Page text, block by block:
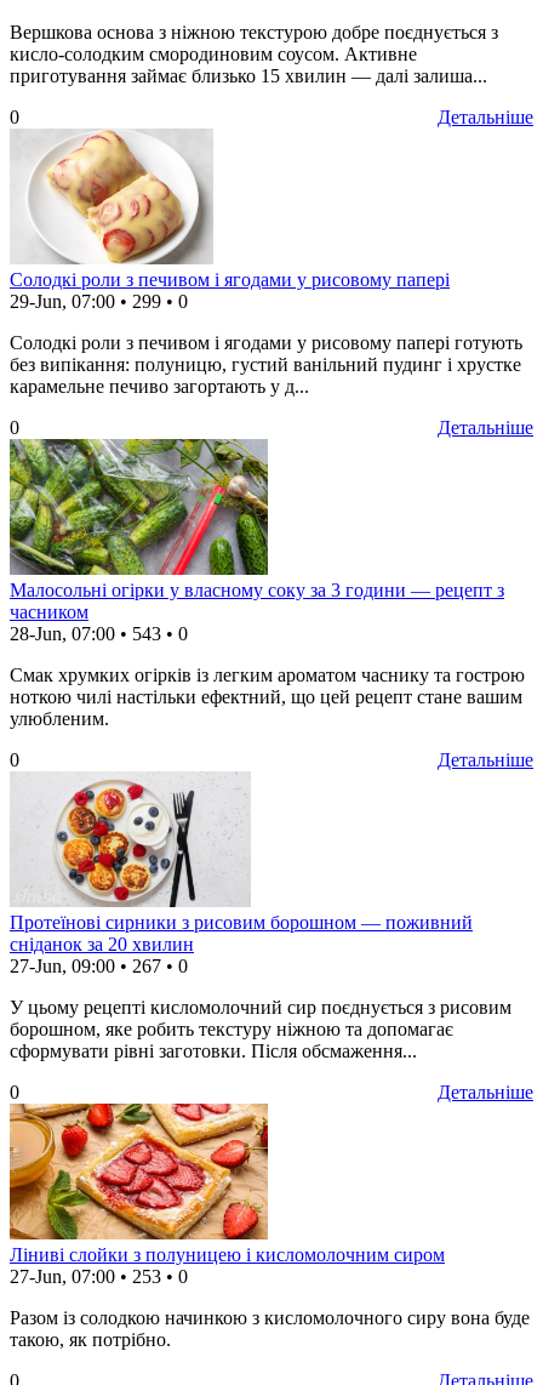
Вершкова основа з ніжною текстурою добре поєднується з
кисло-солодким смородиновим соусом. Активне
приготування займає близько 15 хвилин — далі залиша...
Детальніше
0
Солодкі роли з печивом і ягодами у рисовому папері
29-Jun, 07:00 • 299 • 0
Солодкі роли з печивом і ягодами у рисовому папері готують
без випікання: полуницю, густий ванільний пудинг і хрустке
карамельне печиво загортають у д...
Детальніше
0
Малосольні огірки у власному соку за 3 години — рецепт з
часником
28-Jun, 07:00 • 543 • 0
Смак хрумких огірків із легким ароматом часнику та гострою
ноткою чилі настільки ефектний, що цей рецепт стане вашим
улюбленим.
Детальніше
0
Протеїнові сирники з рисовим борошном — поживний
сніданок за 20 хвилин
27-Jun, 09:00 • 267 • 0
У цьому рецепті кисломолочний сир поєднується з рисовим
борошном, яке робить текстуру ніжною та допомагає
сформувати рівні заготовки. Після обсмаження...
Детальніше
0
Ліниві слойки з полуницею і кисломолочним сиром
27-Jun, 07:00 • 253 • 0
Разом із солодкою начинкою з кисломолочного сиру вона буде
такою, як потрібно.
Детальніше
0